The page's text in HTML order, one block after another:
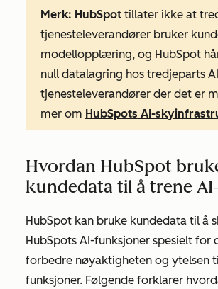
Merk: HubSpot tillater ikke at
tjenesteleverandører bruker
modellopplæring, og HubSpot
null datalagring hos tredjeparts
tjenesteleverandører der det er
mer om HubSpots AI-
Hvordan HubSpot
kundedata til å trene
HubSpot kan bruke kundedata til å
HubSpots AI-funksjoner spesielt for
forbedre nøyaktigheten og ytelsen
funksjoner. Følgende forklarer